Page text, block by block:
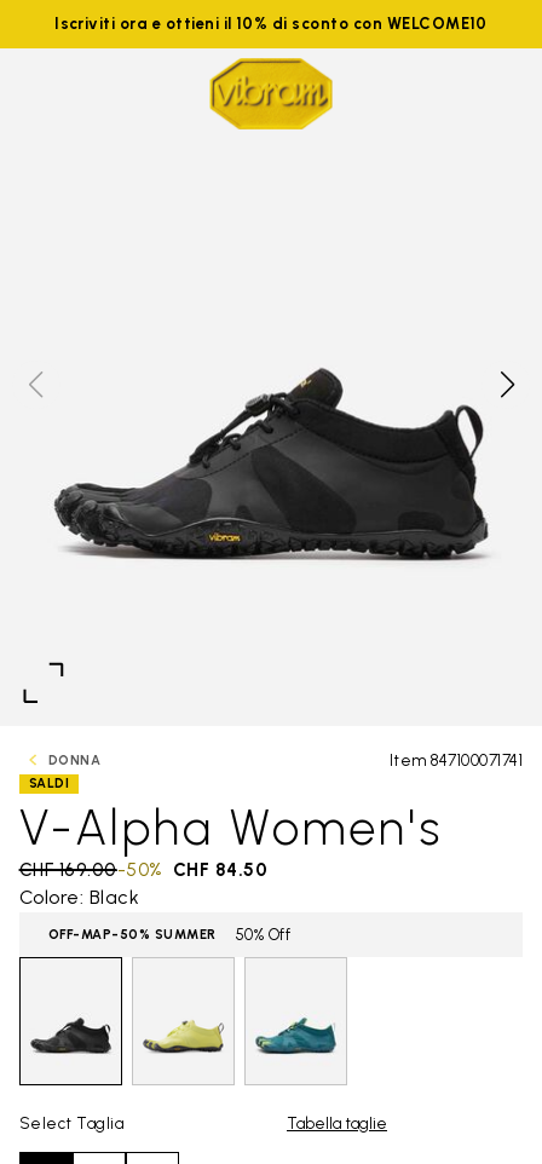
Iscriviti ora e ottieni il 10% di sconto con WELCOME10
DONNA Item 847100071741
SALDI
V-Alpha Women's
Price reduced from
CHF 169.00to CHF 84.50
-50%
Colore: Black
OFF-MAP-50% SUMMER 50% Off
Select Taglia Tabella taglie